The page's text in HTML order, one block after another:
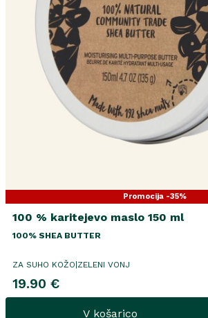
Promocija -35%
100 % karitejevo maslo 150 ml
100% SHEA BUTTER
ZA SUHO KOŽO|ZELENI VONJ
19.90 €
V košarico